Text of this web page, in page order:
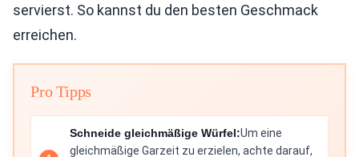
servierst. So kannst du den besten Geschmack
erreichen.
Pro Tipps
Schneide gleichmäßige Würfel:Um eine
gleichmäßige Garzeit zu erzielen, achte darauf,